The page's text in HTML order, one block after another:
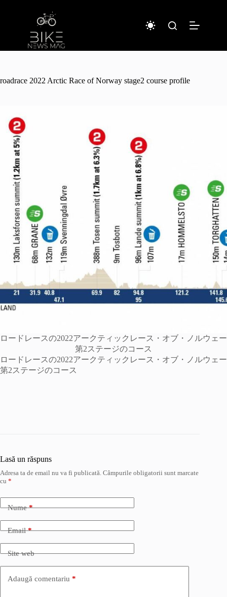
roadrace 2022 Arctic Race of Norway stage2 course profile
ロードレースの2022アークティックレース・オブ・ノルウェー
第2ステージのコース
ロードレースの2022アークティックレース・オブ・ノルウェー
第2ステージのコース
Lasă un răspuns
Adresa ta de email nu va fi publicată. Câmpurile obligatorii sunt marcate
cu *
Nume*
Email*
Site web
Adaugă comentariu *